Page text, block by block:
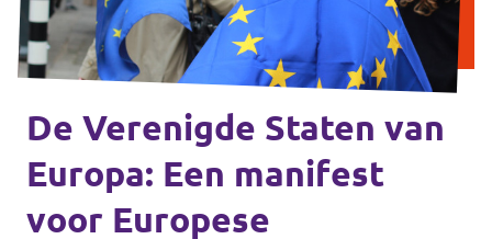
Volt Drenthe
Volt Fryslân
Volt Provincie Utrecht
...alle Volt provincies
Agenda
Doneer
Word lid
De Verenigde Staten van
Europa: Een manifest
voor Europese